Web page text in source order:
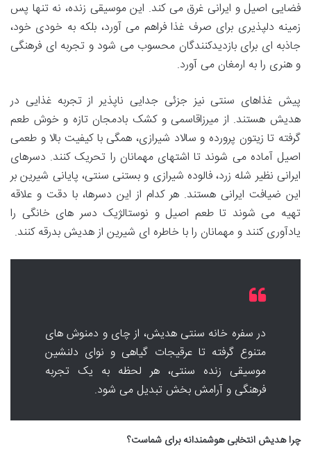
فضایی اصیل و ایرانی غرق می کند. این موسیقی زنده، نه تنها پس
زمینه دلپذیری برای صرف غذا فراهم می آورد، بلکه به خودی خود،
جاذبه ای برای بازدیدکنندگان محسوب می شود و تجربه ای فرهنگی
و هنری را به ارمغان می آورد.
پیش غذاهای سنتی نیز جزئی جدایی ناپذیر از تجربه غذایی در
هدیش هستند. از میرزاقاسمی و کشک بادمجان تازه و خوش طعم
گرفته تا زیتون پرورده و سالاد شیرازی، همگی با کیفیت بالا و طعمی
اصیل آماده می شوند تا اشتهای مهمانان را تحریک کنند. دسرهای
ایرانی نظیر شله زرد، فالوده شیرازی و بستنی سنتی، پایانی شیرین بر
این ضیافت ایرانی هستند. هر کدام از این دسرها، با دقت و علاقه
تهیه می شوند تا طعم اصیل و نوستالژیک دسر های خانگی را
یادآوری کنند و مهمانان را با خاطره ای شیرین از هدیش بدرقه کنند.
در سفره خانه سنتی هدیش، از چای و دمنوش های
متنوع گرفته تا عرقیجات گیاهی و نوای دلنشین
موسیقی زنده سنتی، هر لحظه به یک تجربه
فرهنگی و آرامش بخش تبدیل می شود.
چرا هدیش انتخابی هوشمندانه برای شماست؟